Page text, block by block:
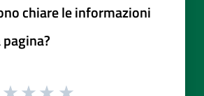
chiare le informazioni